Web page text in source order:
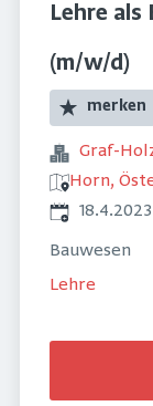
Lehre
(m/w/d)
merken
Graf-
Horn,
Veröffentlicht
18.4.2023
Bauwesen
Lehre